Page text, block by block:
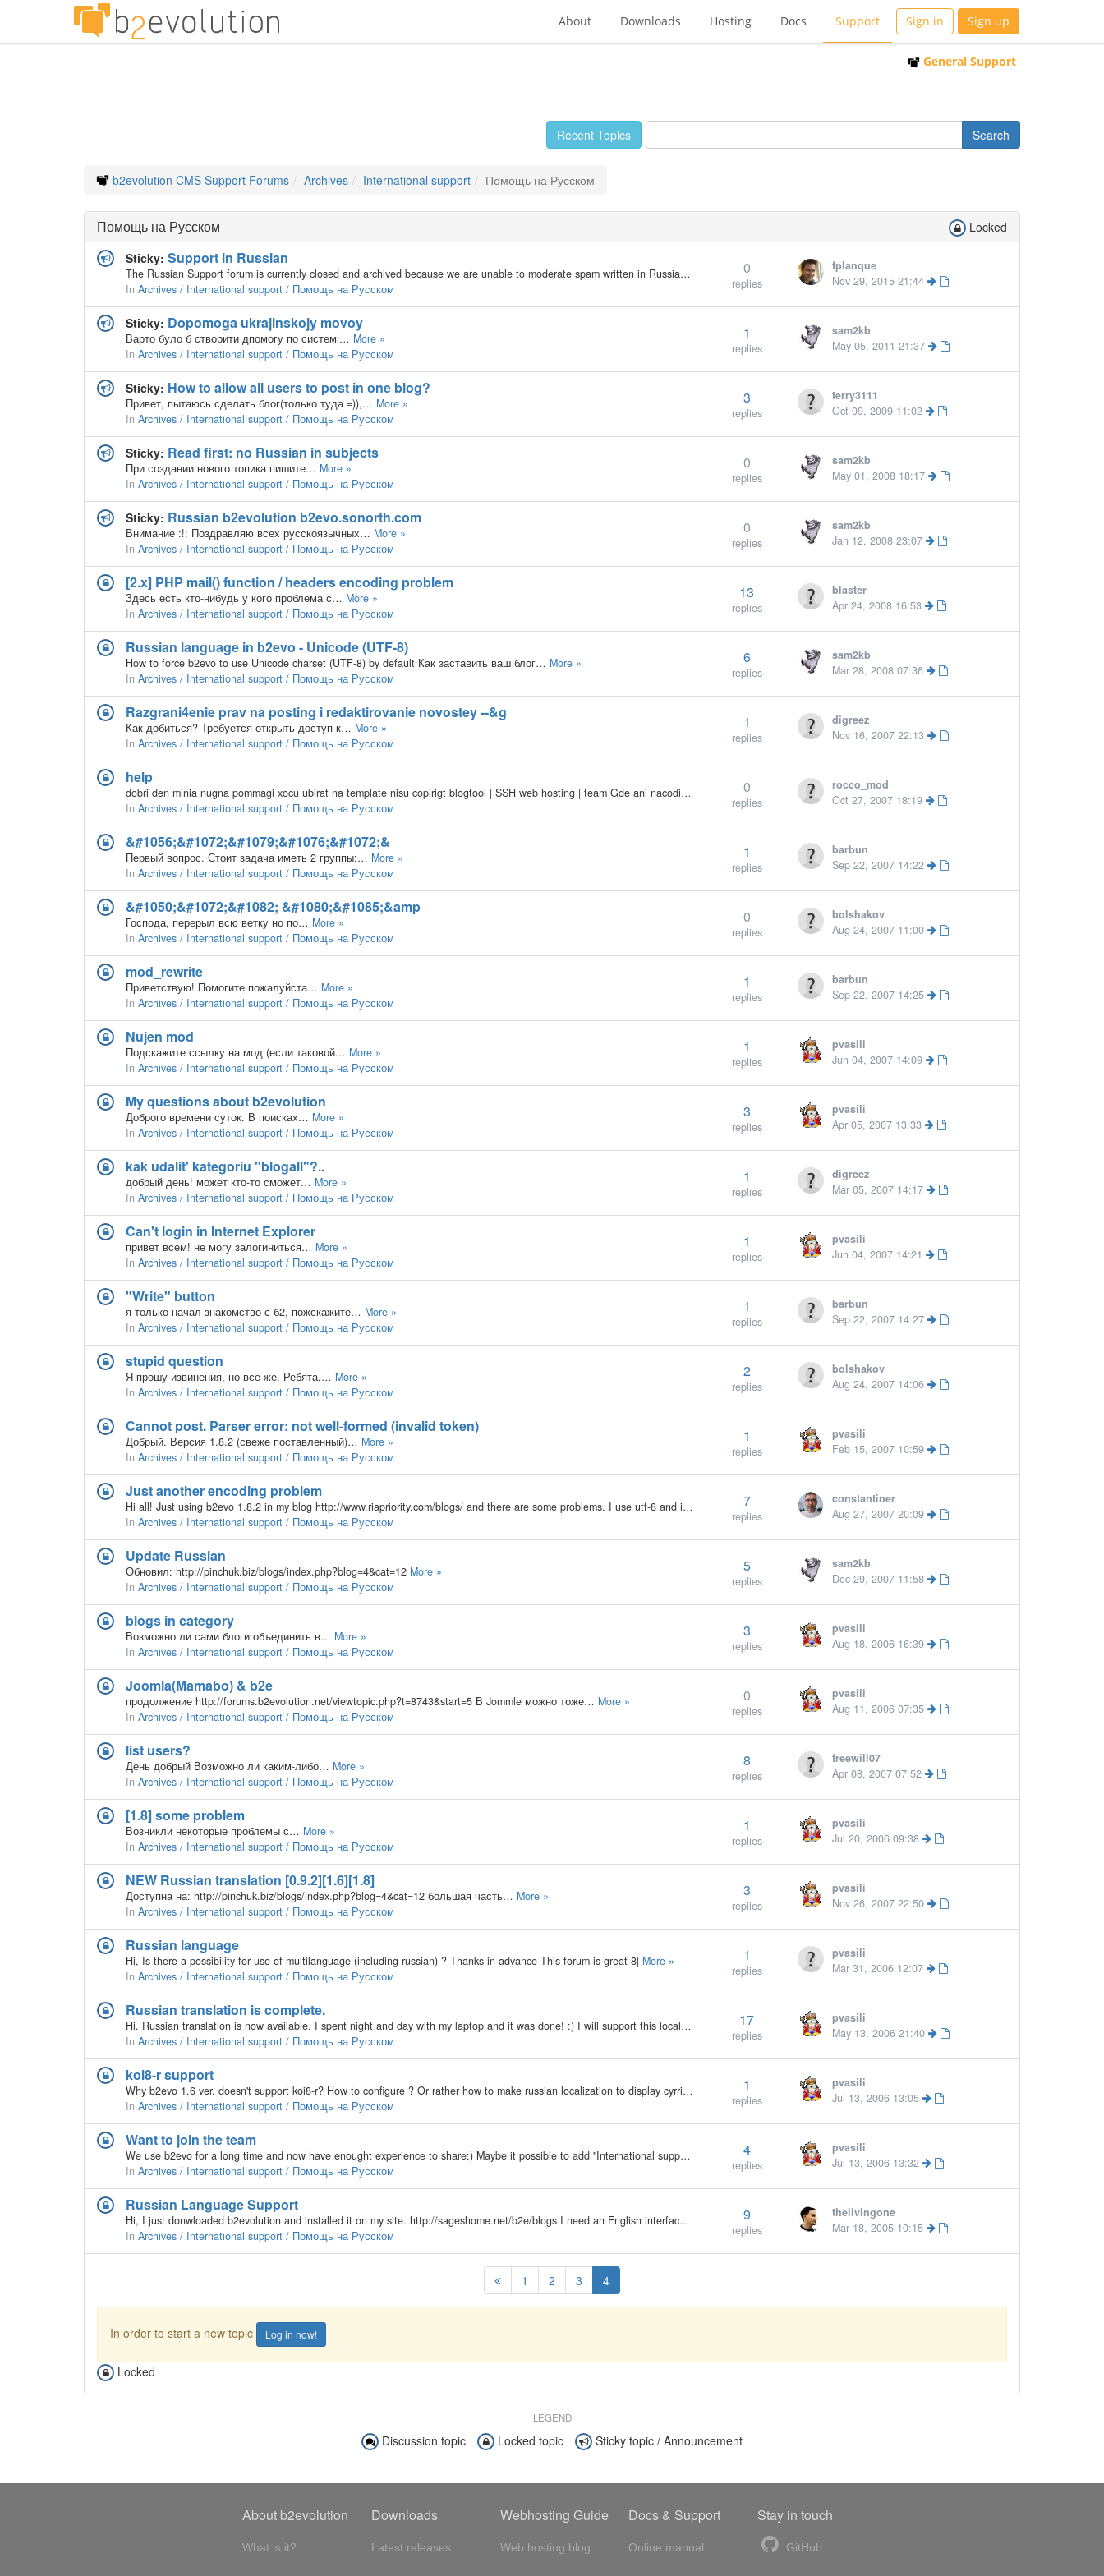
About Downloads Hosting Docs Support Sign in Sign up
General Support
Recent Topics
b2evolution CMS Support Forums Archives International support Помощь на Русском
Помощь на Русском
Locked
Sticky: Support in Russian
The Russian Support forum is currently closed and archived because we are unable to moderate spam written in Russian. Thank you for your understanding.
More »
In Archives / International support / Помощь на Русском
0
replies
fplanque
Nov 29, 2015 21:44
Sticky: Dopomoga ukrajinskojy movoy
Варто було б створити дпомогу по системі… More »
In Archives / International support / Помощь на Русском
1
replies
sam2kb
May 05, 2011 21:37
Sticky: How to allow all users to post in one blog?
Привет, пытаюсь сделать блог(только туда =)),… More »
In Archives / International support / Помощь на Русском
3
replies
terry3111
Oct 09, 2009 11:02
Sticky: Read first: no Russian in subjects
При создании нового топика пишите… More »
In Archives / International support / Помощь на Русском
0
replies
sam2kb
May 01, 2008 18:17
Sticky: Russian b2evolution b2evo.sonorth.com
Внимание :!: Поздравляю всех русскоязычных… More »
In Archives / International support / Помощь на Русском
0
replies
sam2kb
Jan 12, 2008 23:07
[2.x] PHP mail() function / headers encoding problem
Здесь есть кто-нибудь у кого проблема с… More »
In Archives / International support / Помощь на Русском
13
replies
blaster
Apr 24, 2008 16:53
Russian language in b2evo - Unicode (UTF-8)
How to force b2evo to use Unicode charset (UTF-8) by default Как заставить ваш блог… More »
In Archives / International support / Помощь на Русском
6
replies
sam2kb
Mar 28, 2008 07:36
Razgrani4enie prav na posting i redaktirovanie novostey --&g
Как добиться? Требуется открыть доступ к… More »
In Archives / International support / Помощь на Русском
1
replies
digreez
Nov 16, 2007 22:13
help
dobri den minia nugna pommagi xocu ubirat na template nisu copirigt blogtool | SSH web hosting | team Gde ani nacodiza eti link? spasibo budu sdat
More »
In Archives / International support / Помощь на Русском
0
replies
rocco_mod
Oct 27, 2007 18:19
&#1056;&#1072;&#1079;&#1076;&#1072;&
Первый вопрос. Стоит задача иметь 2 группы:… More »
In Archives / International support / Помощь на Русском
1
replies
barbun
Sep 22, 2007 14:22
&#1050;&#1072;&#1082; &#1080;&#1085;&amp
Господа, перерыл всю ветку но по… More »
In Archives / International support / Помощь на Русском
0
replies
bolshakov
Aug 24, 2007 11:00
mod_rewrite
Приветствую! Помогите пожалуйста… More »
In Archives / International support / Помощь на Русском
1
replies
barbun
Sep 22, 2007 14:25
Nujen mod
Подскажите ссылку на мод (если таковой… More »
In Archives / International support / Помощь на Русском
1
replies
pvasili
Jun 04, 2007 14:09
My questions about b2evolution
Доброго времени суток. В поисках… More »
In Archives / International support / Помощь на Русском
3
replies
pvasili
Apr 05, 2007 13:33
kak udalit' kategoriu "blogall"?..
добрый день! может кто-то сможет… More »
In Archives / International support / Помощь на Русском
1
replies
digreez
Mar 05, 2007 14:17
Can't login in Internet Explorer
привет всем! не могу залогиниться… More »
In Archives / International support / Помощь на Русском
1
replies
pvasili
Jun 04, 2007 14:21
"Write" button
я только начал знакомство с б2, пожскажите… More »
In Archives / International support / Помощь на Русском
1
replies
barbun
Sep 22, 2007 14:27
stupid question
Я прошу извинения, но все же. Ребята,… More »
In Archives / International support / Помощь на Русском
2
replies
bolshakov
Aug 24, 2007 14:06
Cannot post. Parser error: not well-formed (invalid token)
Добрый. Версия 1.8.2 (свеже поставленный)… More »
In Archives / International support / Помощь на Русском
1
replies
pvasili
Feb 15, 2007 10:59
Just another encoding problem
Hi all! Just using b2evo 1.8.2 in my blog http://www.riapriority.com/blogs/ and there are some problems. I use utf-8 and in FireFox or Opera users (including me) see only ???? instead of cyrillic letters. But if I login and reload page all become ok.…
In Archives / International support / Помощь на Русском
7
replies
constantiner
Aug 27, 2007 20:09
Update Russian
Обновил: http://pinchuk.biz/blogs/index.php?blog=4&cat=12 More »
In Archives / International support / Помощь на Русском
5
replies
sam2kb
Dec 29, 2007 11:58
blogs in category
Возможно ли сами блоги объединить в… More »
In Archives / International support / Помощь на Русском
3
replies
pvasili
Aug 18, 2006 16:39
Joomla(Mamabo) & b2e
продолжение http://forums.b2evolution.net/viewtopic.php?t=8743&start=5 В Jommle можно тоже… More »
In Archives / International support / Помощь на Русском
0
replies
pvasili
Aug 11, 2006 07:35
list users?
День добрый Возможно ли каким-либо… More »
In Archives / International support / Помощь на Русском
8
replies
freewill07
Apr 08, 2007 07:52
[1.8] some problem
Возникли некоторые проблемы с… More »
In Archives / International support / Помощь на Русском
1
replies
pvasili
Jul 20, 2006 09:38
NEW Russian translation [0.9.2][1.6][1.8]
Доступна на: http://pinchuk.biz/blogs/index.php?blog=4&cat=12 большая часть… More »
In Archives / International support / Помощь на Русском
3
replies
pvasili
Nov 26, 2007 22:50
Russian language
Hi, Is there a possibility for use of multilanguage (including russian) ? Thanks in advance This forum is great 8| More »
In Archives / International support / Помощь на Русском
1
replies
pvasili
Mar 31, 2006 12:07
Russian translation is complete.
Hi. Russian translation is now available. I spent night and day with my laptop and it was done! :) I will support this locale for new version, bugs etc. I sent it to developer, but while we waiting addition in official release, feel free to contact with…
In Archives / International support / Помощь на Русском
17
replies
pvasili
May 13, 2006 21:40
koi8-r support
Why b2evo 1.6 ver. doesn't support koi8-r? How to configure ? Or rather how to make russian localization to display cyrrilic font properly
In Archives / International support / Помощь на Русском
1
replies
pvasili
Jul 13, 2006 13:05
Want to join the team
We use b2evo for a long time and now have enought experience to share:) Maybe it possible to add "International support" in Russian. We can moderate forum and answer questions and etc. We have made a Russian localization for our own use and we can share…
In Archives / International support / Помощь на Русском
4
replies
pvasili
Jul 13, 2006 13:32
Russian Language Support
Hi, I just donwloaded b2evolution and installed it on my site. http://sageshome.net/b2e/blogs I need an English interface but I need ability to post messages in Russian using KOI8-R encoding. Here is the list of changes I had to made to make the thing…
In Archives / International support / Помощь на Русском
9
replies
thelivingone
Mar 18, 2005 10:15
1 2 3 4
In order to start a new topic Log in now!
Locked
LEGEND
Discussion topic Locked topic Sticky topic / Announcement
About b2evolution
What is it?
Downloads
Latest releases
Webhosting Guide
Web hosting blog
Docs & Support
Online manual
Stay in touch
GitHub